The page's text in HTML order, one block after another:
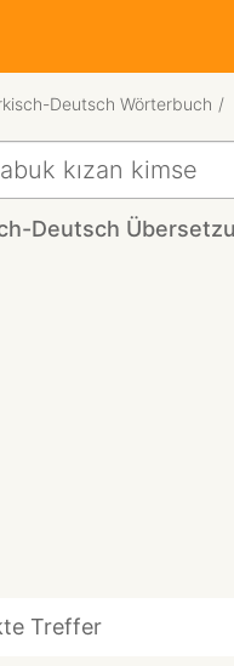
Deutsch Wörterbuch
Deutsch
Treffer